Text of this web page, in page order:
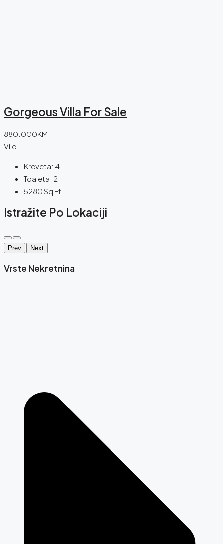
Gorgeous Villa For Sale
880.000KM
Vile
Kreveta: 4
Toaleta: 2
5280Sq Ft
Istražite Po Lokaciji
Prev Next
Vrste Nekretnina